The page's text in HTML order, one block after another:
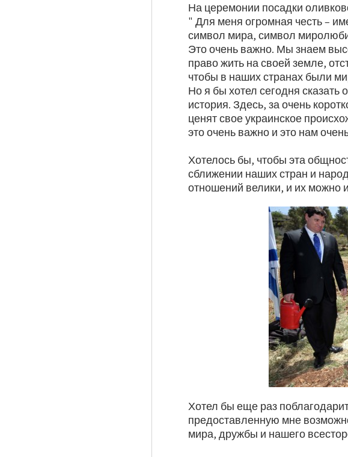
На церемонии посадки
" Для меня огромная честь –
символ мира, символ
Это очень важно. Мы знаем
право жить на своей земле,
чтобы в наших странах были
Но я бы хотел сегодня
история. Здесь, за очень
ценят свое украинское
это очень важно и это нам
Хотелось бы, чтобы эта
сближении наших стран и
отношений велики, и их можно
Хотел бы еще раз
предоставленную мне
мира, дружбы и нашего